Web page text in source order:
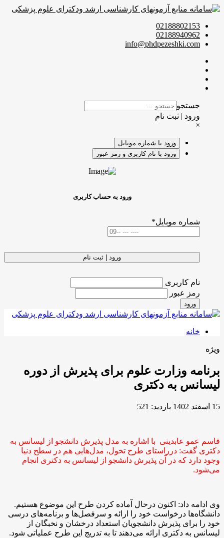
02188802153
02188940962
info@phdpezeshki.com
جستجو
ورود | ثبت نام
×
ورود با شماره موبایل
ورود با نام کاربری و رمز عبور
ورود به حساب کاربری
شماره موبایل*
ورود | ثبت نام
نام کاربری
رمز عبور
ورود
خانه
ویژه
برنامه وزارت علوم برای پذیرش از دوره
لیسانس به دکتری
15 اسفند 1402 بازدید: 521
قاسم عمو عابدینی با اشاره به مدل پذیرش دانشجو از لیسانس به
دکتری گفت: درراستای طرح تحول، مدل‌هایی هم در سطح دنیا
وجود دارد که در آن پذیرش دانشجو از لیسانس به دکتری انجام
می‌شود.
وی ادامه داد: اکنون درحال آماده کردن طرح این موضوع هستیم.
دانشگاه‌ها درخواست خود را ارائه و سرفصل‌ها و برنامه‌های درسی
خود را برای پذیرش دانشجویان استعداد درخشان و نخبگان از
لیسانس به دکتری ارائه می‌دهند تا به تدریج این طرح عملیاتی شود.